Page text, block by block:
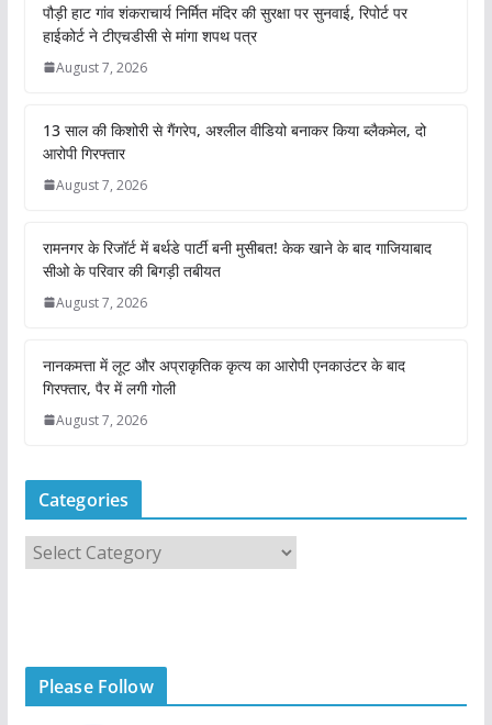
पौड़ी हाट गांव शंकराचार्य निर्मित मंदिर की सुरक्षा पर सुनवाई, रिपोर्ट पर
हाईकोर्ट ने टीएचडीसी से मांगा शपथ पत्र
August 7, 2026
13 साल की किशोरी से गैंगरेप, अश्लील वीडियो बनाकर किया ब्लैकमेल, दो
आरोपी गिरफ्तार
August 7, 2026
रामनगर के रिजॉर्ट में बर्थडे पार्टी बनी मुसीबत! केक खाने के बाद गाजियाबाद
सीओ के परिवार की बिगड़ी तबीयत
August 7, 2026
नानकमत्ता में लूट और अप्राकृतिक कृत्य का आरोपी एनकाउंटर के बाद
गिरफ्तार, पैर में लगी गोली
August 7, 2026
Categories
a
r
Please Follow